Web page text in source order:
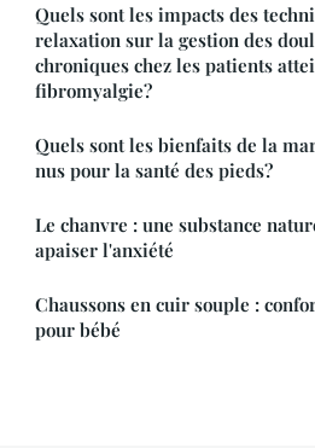
Quels sont les impacts des
relaxation sur la gestion des
chroniques chez les patients
fibromyalgie?
Quels sont les bienfaits de la
nus pour la santé des pieds?
Le chanvre : une substance
apaiser l'anxiété
Chaussons en cuir souple :
pour bébé